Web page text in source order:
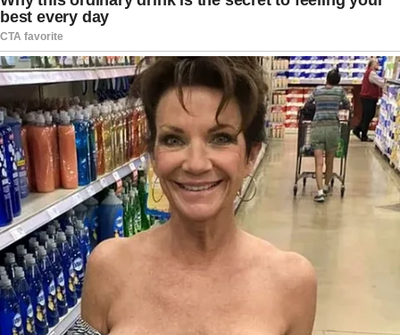
Assunção encerrou sua homenagem com uma
mensagem de gratidão. Segundo ele, as
lembranças deixadas pelo pai continuarão
presentes em sua vida e servirão como
inspiração para os próximos anos. O ator
afirmou que guarda apenas recordações
positivas e que seguirá honrando a memória de
Ivo através dos valores que aprendeu dentro de
casa. A publicação transformou-se não apenas
em uma despedida, mas também em uma
celebração da vida, da família e dos laços
construídos ao longo de uma história marcada